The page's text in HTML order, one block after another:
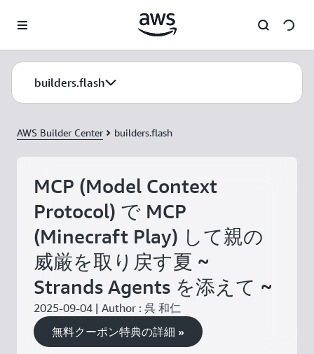
builders.flash
AWS Builder Center builders.flash
MCP (Model Context
Protocol) で MCP
(Minecraft Play) して親の
威厳を取り戻す夏 ~
Strands Agents を添えて ~
2025-09-04 | Author : 呉 和仁
無料クーポン特典の詳細 »